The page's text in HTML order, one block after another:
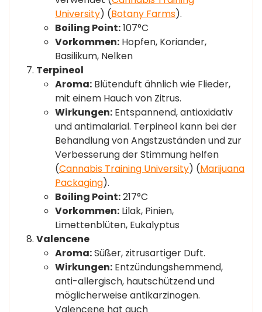
University)​​ (Botany Farms)​.
Boiling Point:107°C
Vorkommen: Hopfen, Koriander,
Basilikum, Nelken
Terpineol
Aroma: Blütenduft ähnlich wie Flieder,
mit einem Hauch von Zitrus.
Wirkungen: Entspannend, antioxidativ
und antimalarial. Terpineol kann bei der
Behandlung von Angstzuständen und zur
Verbesserung der Stimmung helfen​
(Cannabis Training University)​​ (Marijuana
Packaging)​.
Boiling Point:217°C
Vorkommen: Lilak, Pinien,
Limettenblüten, Eukalyptus
Valencene
Aroma:Süßer, zitrusartiger Duft.
Wirkungen: Entzündungshemmend,
anti-allergisch, hautschützend und
möglicherweise antikarzinogen.
Valencene hat auch